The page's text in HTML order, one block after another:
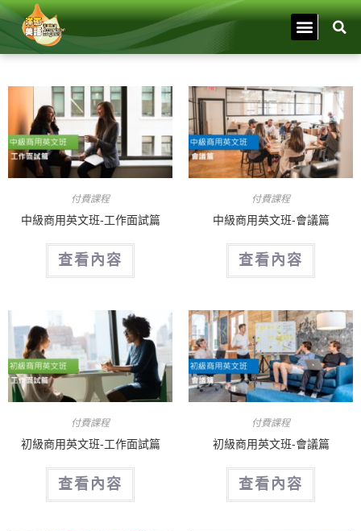
付費課程
中級商用英文班-工作面試篇
查看內容
付費課程
中級商用英文班-會議篇
查看內容
付費課程
初級商用英文班-工作面試篇
查看內容
付費課程
初級商用英文班-會議篇
查看內容